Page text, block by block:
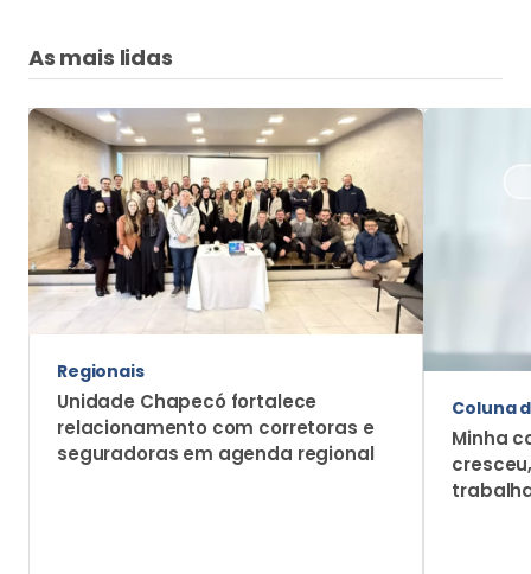
As mais lidas
Regionais
Unidade Chapecó fortalece
relacionamento com corretoras e
seguradoras em agenda regional
Coluna
Minha